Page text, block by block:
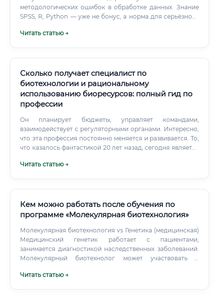
методологических ошибок в обработке данных. Знание
SPSS, R, Python — уже не бонус, а норма для серьёзного
(ПЦР, электрофорез, иммуноблоттинг, проточная
литературой ✍️ Написание научных текстов на
английском языке 🗣️ Публичные выступления на
конференциях 🤝 Управление проектами и координация с
коллегами 💰 Написание грантовых заявок Английский
язык — это не "желательно".
Читать статью →
Сколько получает специалист по
биотехнологии и рациональному
использованию биоресурсов: полный гид по
профессии
Он планирует бюджеты, управляет командами,
взаимодействует с регуляторными органами. Интересно,
что эта профессия постоянно меняется и развивается. То,
что казалось фантастикой 20 лет назад, сегодня является
Читать статью →
Кем можно работать после обучения по
программе «Молекулярная биотехнология»
Молекулярная биотехнология vs Генетика (медицинская)
Медицинский генетик работает с пациентами,
занимается диагностикой наследственных заболеваний.
Молекулярный биотехнолог может участвовать в
терапий, методов редактирования генома.
Читать статью →